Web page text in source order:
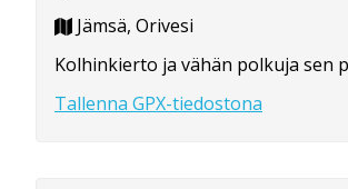
Jämsä, Orivesi
Kolhinkierto ja vähän polkuja sen
Tallenna GPX-tiedostona